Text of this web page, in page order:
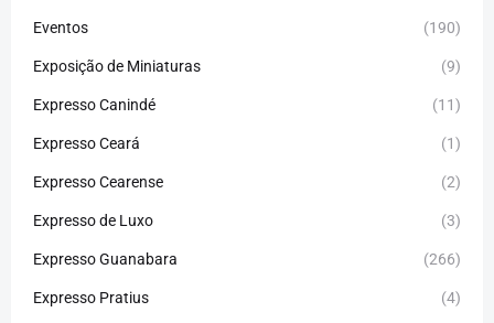
Eventos (190)
Exposição de Miniaturas (9)
Expresso Canindé (11)
Expresso Ceará (1)
Expresso Cearense (2)
Expresso de Luxo (3)
Expresso Guanabara (266)
Expresso Pratius (4)